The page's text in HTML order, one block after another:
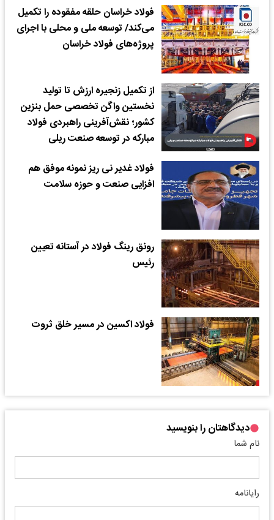
فولاد خراسان حلقه مفقوده را تکمیل
می‌کند/ توسعه ملی و محلی با اجرای
پروژه‌های فولاد خراسان
از تکمیل زنجیره ارزش تا تولید
نخستین واگن تخصصی حمل بنزین
کشور؛ نقش‌آفرینی راهبردی فولاد
مبارکه در توسعه صنعت ریلی
فولاد غدیر نی ریز نمونه موفق هم
افزایی صنعت و حوزه سلامت
رونق رینگ فولاد در آستانه تعیین
رئیس
فولاد اکسین در مسیر خلق ثروت
دیدگاهتان را بنویسید
نام شما
رایانامه